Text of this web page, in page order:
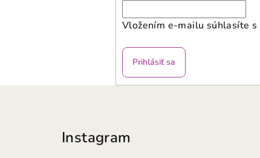
Vložením e-mailu súhlasíte s
Prihlásiť sa
Instagram